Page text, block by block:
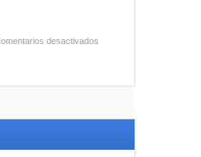
desactivados